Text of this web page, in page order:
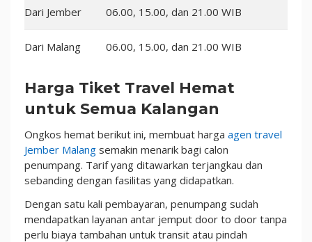
Dari Jember 06.00, 15.00, dan 21.00 WIB
Dari Malang 06.00, 15.00, dan 21.00 WIB
Harga Tiket Travel Hemat
untuk Semua Kalangan
Ongkos hemat berikut ini, membuat harga agen travel
Jember Malang semakin menarik bagi calon
penumpang. Tarif yang ditawarkan terjangkau dan
sebanding dengan fasilitas yang didapatkan.
Dengan satu kali pembayaran, penumpang sudah
mendapatkan layanan antar jemput door to door tanpa
perlu biaya tambahan untuk transit atau pindah